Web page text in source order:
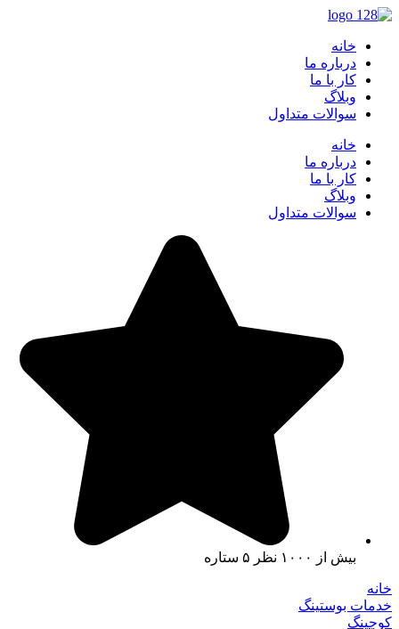
خانه
درباره ما
کار با ما
وبلاگ
سوالات متداول
خانه
درباره ما
کار با ما
وبلاگ
سوالات متداول
بیش از ۱۰۰۰ نظر ۵ ستاره
خانه
خدمات بوستینگ
کوچینگ